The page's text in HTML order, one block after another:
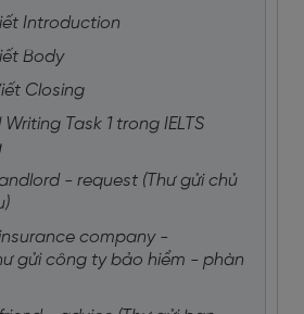
Introduction
Body
Closing
Task 1 trong IELTS
- request (Thư gửi chủ
company -
gửi công ty bảo hiểm - phàn